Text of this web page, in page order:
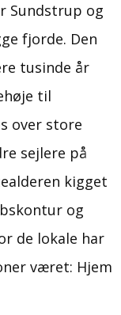
Sundstrup og
fjorde. Den
tusinde år
til
over store
sejlere på
kigget
og
de lokale har
været: Hjem